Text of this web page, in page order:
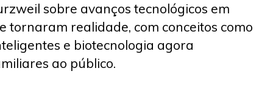
sobre avanços tecnológicos em
tornaram realidade, com conceitos como
e biotecnologia agora
ao público.